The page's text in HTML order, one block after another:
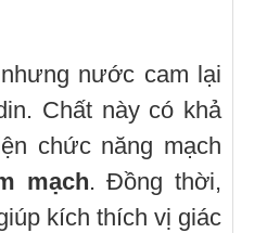
nước cam lại
Chất này có khả
chức năng mạch
mạch. Đồng thời,
kích thích vị giác